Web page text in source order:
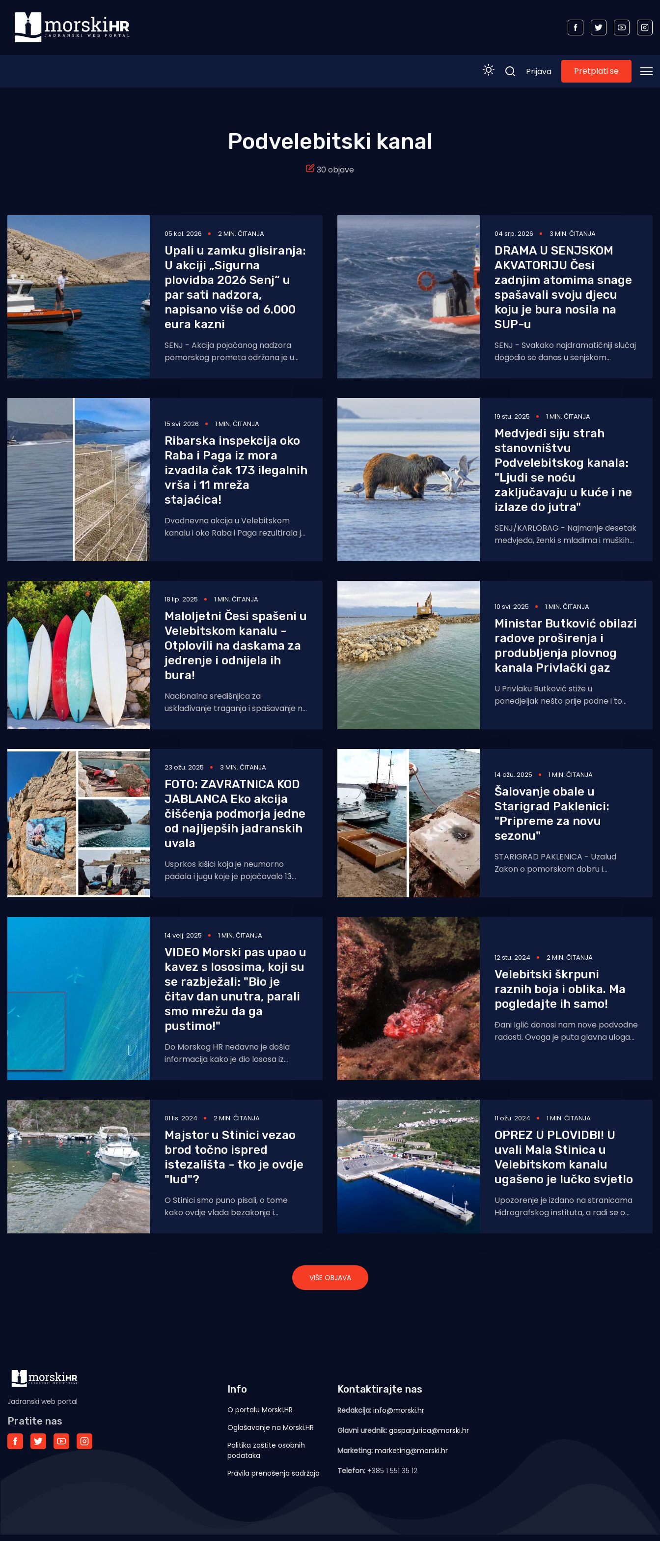
Turizam i nautika
Pomorstvo
Ribolov
Ekologija
Tradicija i kultura
Prijava Pretplati se
Podvelebitski kanal
30 objave
05 kol. 2026 2 MIN. ČITANJA
Upali u zamku glisiranja:
U akciji „Sigurna
plovidba 2026 Senj“ u
par sati nadzora,
napisano više od 6.000
eura kazni
SENJ - Akcija pojačanog nadzora
pomorskog prometa održana je u
„Sigurna plovidba 2026 Senj“, u širem
04 srp. 2026 3 MIN. ČITANJA
DRAMA U SENJSKOM
AKVATORIJU Česi
zadnjim atomima snage
spašavali svoju djecu
koju je bura nosila na
SUP-u
SENJ - Svakako najdramatičniji slučaj
dogodio se danas u senjskom
akcija spašavanja prema
15 svi. 2026 1 MIN. ČITANJA
Ribarska inspekcija oko
Raba i Paga iz mora
izvadila čak 173 ilegalnih
vrša i 11 mreža
stajaćica!
Dvodnevna akcija u Velebitskom
kanalu i oko Raba i Paga rezultirala je
19 stu. 2025 1 MIN. ČITANJA
Medvjedi siju strah
stanovništvu
Podvelebitskog kanala:
"Ljudi se noću
zaključavaju u kuće i ne
izlaze do jutra"
SENJ/KARLOBAG - Najmanje desetak
medvjeda, ženki s mladima i muških
malim podvelebitskim naseljima
18 lip. 2025 1 MIN. ČITANJA
Maloljetni Česi spašeni u
Velebitskom kanalu -
Otplovili na daskama za
jedrenje i odnijela ih
bura!
Nacionalna središnjica za
usklađivanje traganja i spašavanje na
zaprimila je u utorak, 17. lipnja u
10 svi. 2025 1 MIN. ČITANJA
Ministar Butković obilazi
radove proširenja i
produbljenja plovnog
kanala Privlački gaz
U Privlaku Butković stiže u
ponedjeljak nešto prije podne i to
23 ožu. 2025 3 MIN. ČITANJA
FOTO: ZAVRATNICA KOD
JABLANCA Eko akcija
čišćenja podmorja jedne
od najljepših jadranskih
uvala
Usprkos kišici koja je neumorno
padala i jugu koje je pojačavalo 13
14 ožu. 2025 1 MIN. ČITANJA
Šalovanje obale u
Starigrad Paklenici:
"Pripreme za novu
sezonu"
STARIGRAD PAKLENICA - Uzalud
Zakon o pomorskom dobru i
14 velj. 2025 1 MIN. ČITANJA
VIDEO Morski pas upao u
kavez s lososima, koji su
se razbježali: "Bio je
čitav dan unutra, parali
smo mrežu da ga
pustimo!"
Do Morskog HR nedavno je došla
informacija kako je dio lososa iz
d.o.o. u
12 stu. 2024 2 MIN. ČITANJA
Velebitski škrpuni
raznih boja i oblika. Ma
pogledajte ih samo!
Đani Iglić donosi nam nove podvodne
radosti. Ovoga je puta glavna uloga
01 lis. 2024 2 MIN. ČITANJA
Majstor u Stinici vezao
brod točno ispred
istezališta - tko je ovdje
"lud"?
O Stinici smo puno pisali, o tome
kako ovdje vlada bezakonje i
Zakonu posjeduje sve živo
11 ožu. 2024 1 MIN. ČITANJA
OPREZ U PLOVIDBI! U
uvali Mala Stinica u
Velebitskom kanalu
ugašeno je lučko svjetlo
Upozorenje je izdano na stranicama
Hidrografskog instituta, a radi se o
povezuje Rab s kopnom!
VIŠE OBJAVA
Jadranski web portal
Pratite nas
Info
O portalu Morski.HR
Oglašavanje na Morski.HR
Politika zaštite osobnih
podataka
Pravila prenošenja sadržaja
Kontaktirajte nas
Redakcija: info@morski.hr
Glavni urednik: gasparjurica@morski.hr
Marketing: marketing@morski.hr
Telefon: +385 1 551 35 12